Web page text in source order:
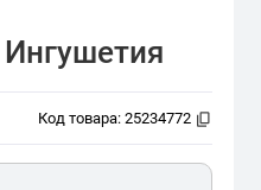
Код товара: 25234772